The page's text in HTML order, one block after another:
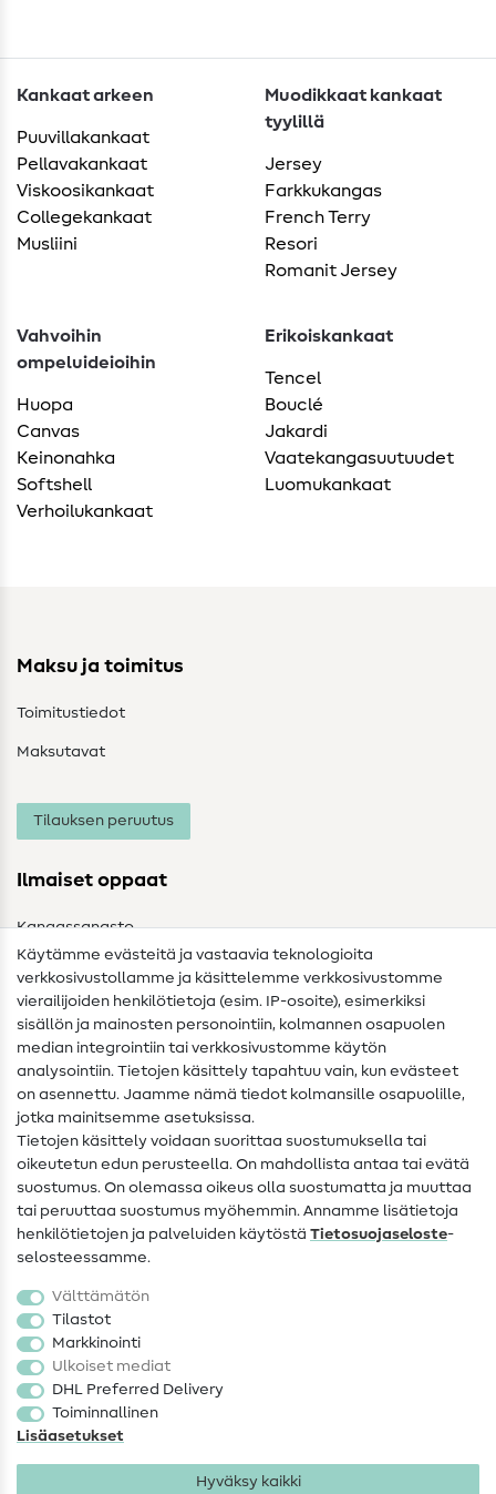
Kankaat arkeen
Puuvillakankaat
Pellavakankaat
Viskoosikankaat
Collegekankaat
Musliini
Muodikkaat kankaat
tyylillä
Jersey
Farkkukangas
French Terry
Resori
Romanit Jersey
Vahvoihin
ompeluideioihin
Huopa
Canvas
Keinonahka
Softshell
Verhoilukankaat
Erikoiskankaat
Tencel
Bouclé
Jakardi
Vaatekangasuutuudet
Luomukankaat
Maksu ja toimitus
Toimitustiedot
Maksutavat
Tilauksen peruutus
Ilmaiset oppaat
Kangassanasto
Ompelusanasto
Ompeluohjeet
Apua ja yhteystiedot
Yhteystiedot
Tietoa omistajanvaihdoksesta
Peruutusoikeus
Suosittu
Kankaat
Ompelutarvikkeet
Ale
Käytämme evästeitä ja vastaavia teknologioita
verkkosivustollamme ja käsittelemme verkkosivustomme
vierailijoiden henkilötietoja (esim. IP-osoite), esimerkiksi
sisällön ja mainosten personointiin, kolmannen osapuolen
median integrointiin tai verkkosivustomme käytön
analysointiin. Tietojen käsittely tapahtuu vain, kun evästeet
on asennettu. Jaamme nämä tiedot kolmansille osapuolille,
jotka mainitsemme asetuksissa.
Tietojen käsittely voidaan suorittaa suostumuksella tai
oikeutetun edun perusteella. On mahdollista antaa tai evätä
suostumus. On olemassa oikeus olla suostumatta ja muuttaa
tai peruuttaa suostumus myöhemmin. Annamme lisätietoja
henkilötietojen ja palveluiden käytöstä Tietosuojaseloste-
selosteessamme.
Välttämätön
Tilastot
Markkinointi
Ulkoiset mediat
DHL Preferred Delivery
Toiminnallinen
Lisäasetukset
Hyväksy kaikki